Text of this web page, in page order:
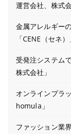
運営会社、株式
金属アレルギー
「CENE（セネ）
受発注システム
株式会社」
オンラインプラ
homula」
ファッション業